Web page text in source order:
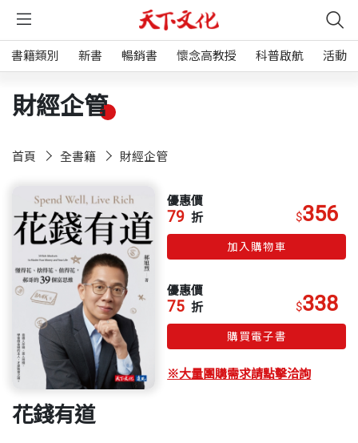
書籍類別 新書 暢銷書 懷念高教授 科普啟航 活動
財經企管
首頁 全書籍 財經企管
優惠價
79 折 $356
加入購物車
優惠價
75 折 $338
購買電子書
※大量團購需求請點擊洽詢
花錢有道